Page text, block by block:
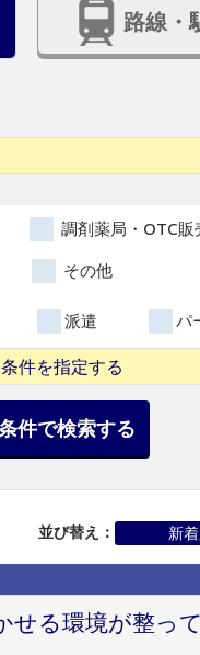
路線・
調剤薬局・OTC販
その他
派遣 パ
件を指定する
件で検索する
並び替え： 新
せる環境が整っ